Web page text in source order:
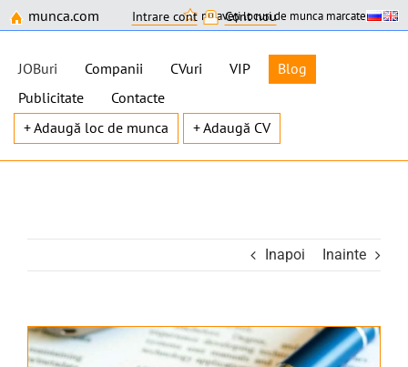
munca.com Intrare cont Cont nou
nu aveți locuri de munca marcate
JOBuri Companii CVuri VIP
Blog
Publicitate
Contacte
+ Adaugă loc de munca
+ Adaugă CV
content
Inapoi Inainte
View
Larger